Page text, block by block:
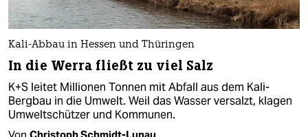
Kali-Abbau in Hessen und Thüringen
In die Werra fließt zu viel Salz
K+S leitet Millionen Tonnen mit Abfall aus dem Kali-
Bergbau in die Umwelt. Weil das Wasser versalzt, klagen
Umweltschützer und Kommunen.